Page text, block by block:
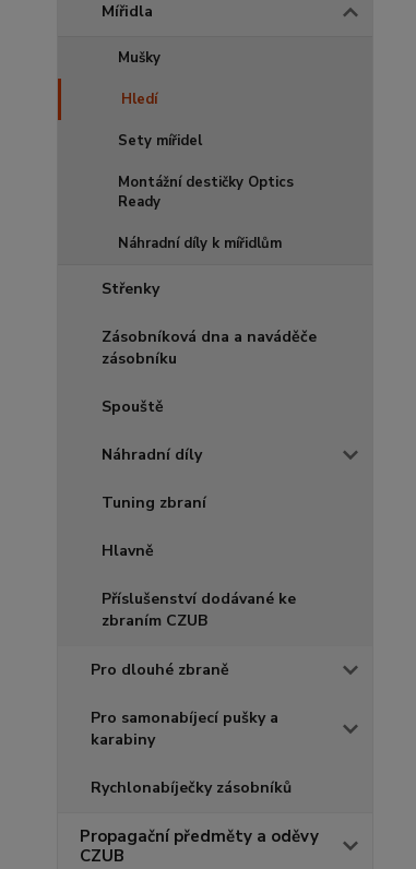
Mířidla
Mušky
Hledí
Sety mířidel
Montážní destičky Optics
Ready
Náhradní díly k mířidlům
Střenky
Zásobníková dna a naváděče
zásobníku
Spouště
Náhradní díly
Tuning zbraní
Hlavně
Příslušenství dodávané ke
zbraním CZUB
Pro dlouhé zbraně
Pro samonabíjecí pušky a
karabiny
Rychlonabíječky zásobníků
Propagační předměty a oděvy
CZUB